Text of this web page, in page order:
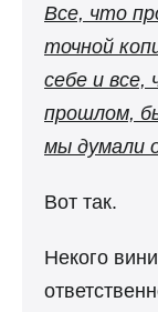
Все, что
точной
себе и все,
прошлом,
мы думали
Вот так.
Некого